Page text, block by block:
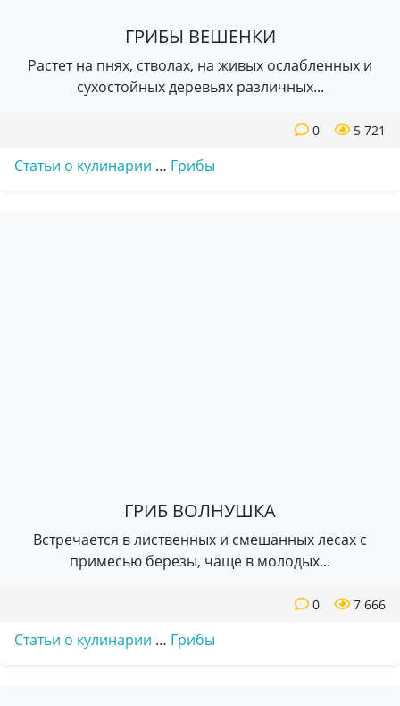
ГРИБЫ ВЕШЕНКИ
Растет на пнях, стволах, на живых ослабленных и
сухостойных деревьях различных...
5 721
0
Статьи о кулинарии … Грибы
ГРИБ ВОЛНУШКА
Встречается в лиственных и смешанных лесах с
примесью березы, чаще в молодых...
7 666
0
Статьи о кулинарии … Грибы